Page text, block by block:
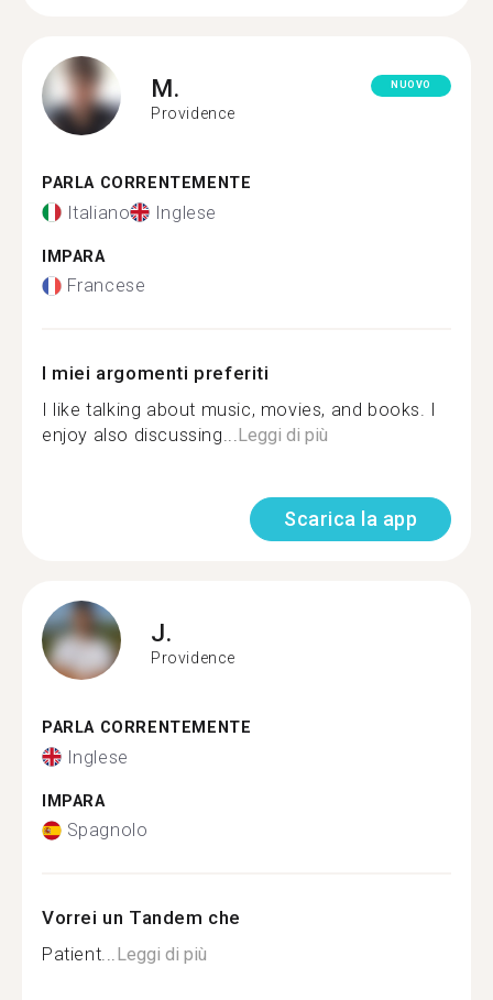
M.
Providence
NUOVO
PARLA CORRENTEMENTE
Italiano Inglese
IMPARA
Francese
I miei argomenti preferiti
I like talking about music, movies, and books. I
enjoy also discussing...Leggi di più
Scarica la app
J.
Providence
PARLA CORRENTEMENTE
Inglese
IMPARA
Spagnolo
Vorrei un Tandem che
Patient...Leggi di più